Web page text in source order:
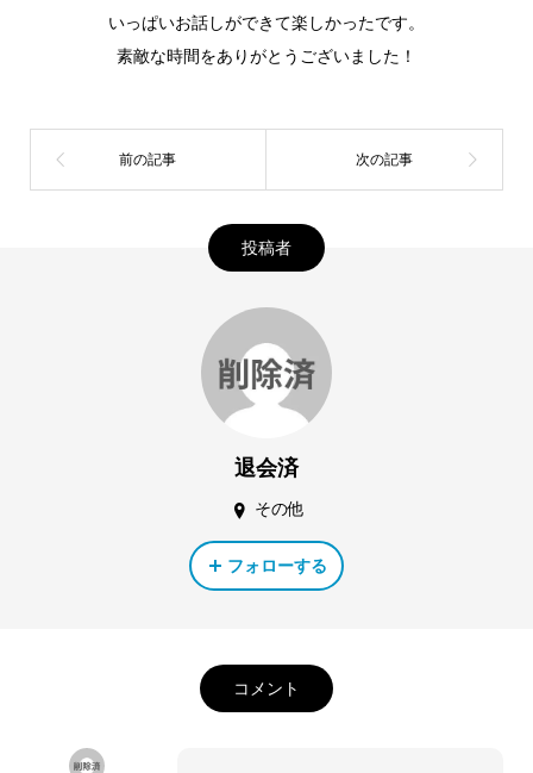
いっぱいお話しができて楽しかったです。
素敵な時間をありがとうございました！
投稿者
退会済
その他
フォローする
コメント